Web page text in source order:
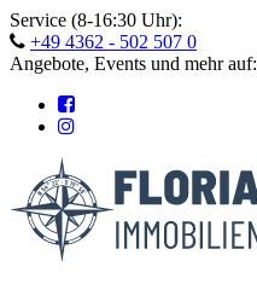
Skip
to
content
Service (8-16:30 Uhr):
+49 4362 - 502 507 0
Angebote, Events und mehr auf: